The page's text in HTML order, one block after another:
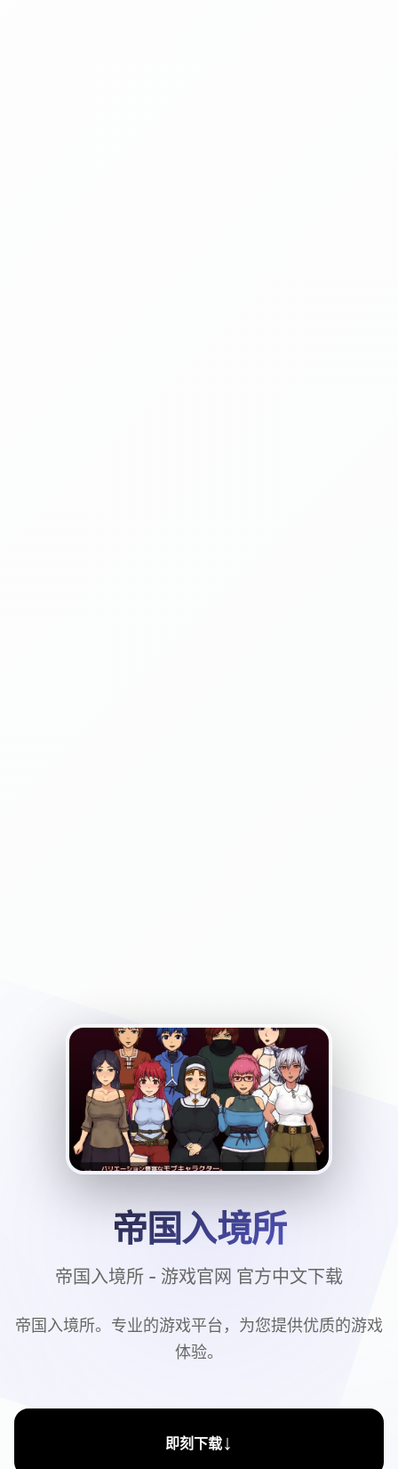
帝国入境所
帝国入境所 - 游戏官网 官方中文下载
帝国入境所。专业的游戏平台，为您提供优质的游戏
体验。
即刻下载↓